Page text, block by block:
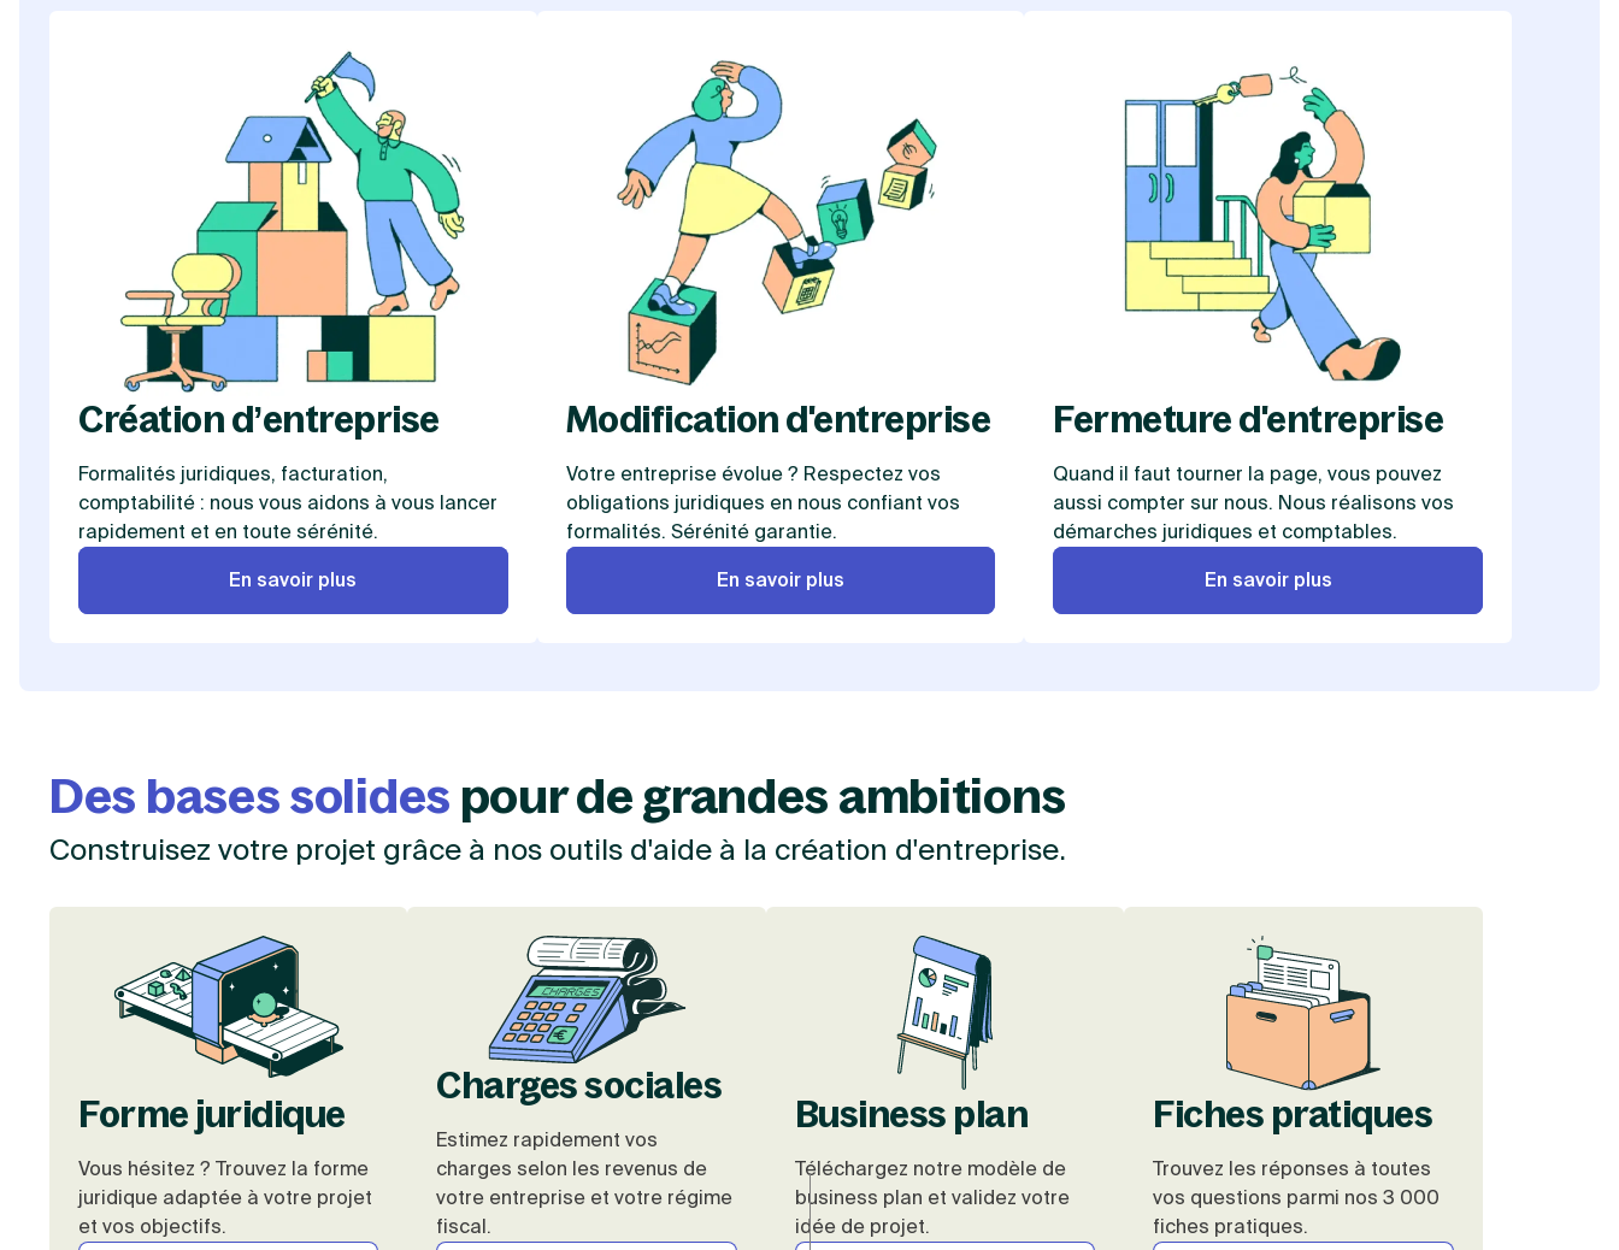
Création d’entreprise
Formalités juridiques, facturation,
comptabilité : nous vous aidons à vous lancer
rapidement et en toute sérénité.
En savoir plus
Modification d'entreprise
Votre entreprise évolue ? Respectez vos
obligations juridiques en nous confiant vos
formalités. Sérénité garantie.
En savoir plus
Fermeture d'entreprise
Quand il faut tourner la page, vous pouvez
aussi compter sur nous. Nous réalisons vos
démarches juridiques et comptables.
En savoir plus
Des bases solides pour de grandes ambitions
Construisez votre projet grâce à nos outils d'aide à la création d'entreprise.
Forme juridique
Vous hésitez ? Trouvez la forme
juridique adaptée à votre projet
et vos objectifs.
Charges sociales
Estimez rapidement vos
charges selon les revenus de
votre entreprise et votre régime
fiscal.
Business plan
Téléchargez notre modèle de
business plan et validez votre
idée de projet.
Fiches pratiques
Trouvez les réponses à toutes
vos questions parmi nos 3 000
fiches pratiques.